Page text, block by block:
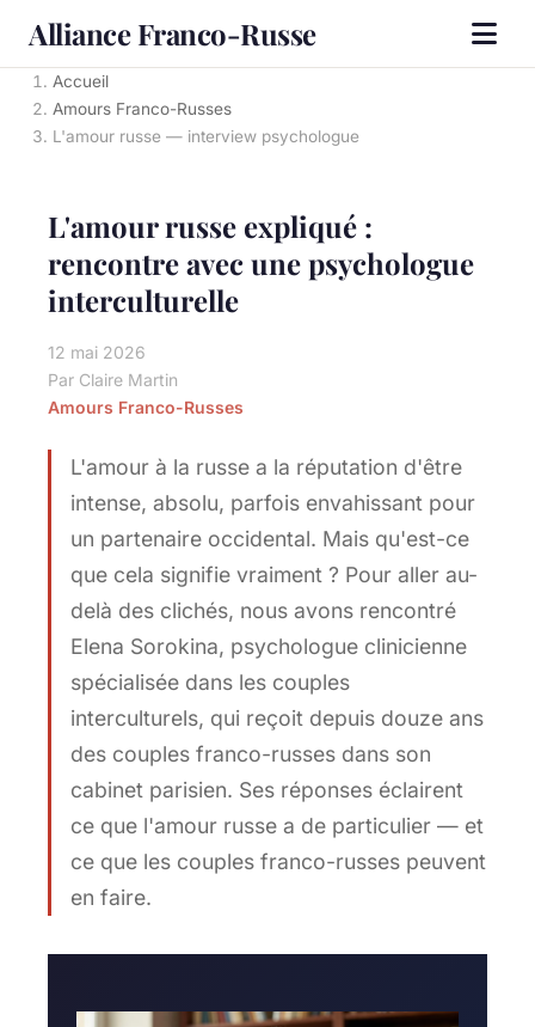
Alliance Franco-Russe
Accueil
Amours Franco-Russes
L'amour russe — interview psychologue
L'amour russe expliqué :
rencontre avec une psychologue
interculturelle
12 mai 2026
Par Claire Martin
Amours Franco-Russes
L'amour à la russe a la réputation d'être
intense, absolu, parfois envahissant pour
un partenaire occidental. Mais qu'est-ce
que cela signifie vraiment ? Pour aller au-
delà des clichés, nous avons rencontré
Elena Sorokina, psychologue clinicienne
spécialisée dans les couples
interculturels, qui reçoit depuis douze ans
des couples franco-russes dans son
cabinet parisien. Ses réponses éclairent
ce que l'amour russe a de particulier — et
ce que les couples franco-russes peuvent
en faire.